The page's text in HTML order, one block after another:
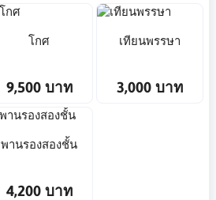
โกศ
9,500 บาท
เทียนพรรษา
3,000 บาท
พานรองสองชั้น
4,200 บาท